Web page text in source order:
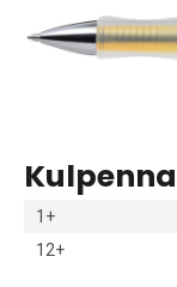
1+
12+